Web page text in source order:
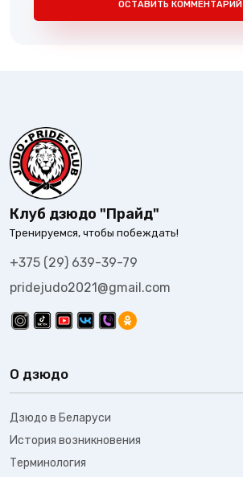
ОСТАВИТЬ КОММЕНТАРИЙ
Клуб дзюдо "Прайд"
Тренируемся, чтобы побеждать!
+375 (29) 639-39-79
pridejudo2021@gmail.com
О дзюдо
Дзюдо в Беларуси
История возникновения
Терминология